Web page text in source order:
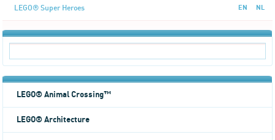
LEGO® Super Heroes EN NL
LEGO® Animal Crossing™
LEGO® Architecture